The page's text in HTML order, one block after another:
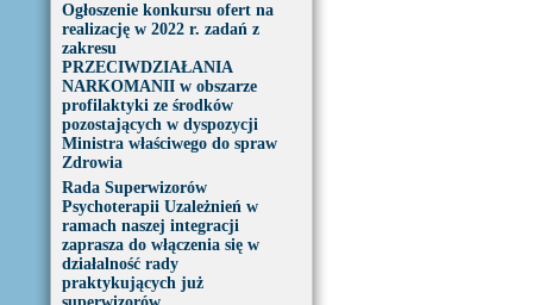
Ogłoszenie konkursu ofert na
realizację w 2022 r. zadań z
zakresu
PRZECIWDZIAŁANIA
NARKOMANII w obszarze
profilaktyki ze środków
pozostających w dyspozycji
Ministra właściwego do spraw
Zdrowia
Rada Superwizorów
Psychoterapii Uzależnień w
ramach naszej integracji
zaprasza do włączenia się w
działalność rady
praktykujących już